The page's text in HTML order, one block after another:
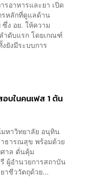
อาหารและยา เปิด
รหลักที่ดูแลด้าน
ง อย. ให้ความ
ดับแรก โดยเกณฑ์
ยังมีระบบการ
บในคนเฟส 1 ต้น
หาวิทยาลัย อนุทิน
ธารณสุข พร้อมด้วย
าล ดั่นคุ้ม
ผู้อำนวยการสถาบัน
าชีววัตถุด้วย...